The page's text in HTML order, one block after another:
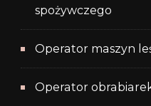
spożywczego
Operator maszyn
Operator